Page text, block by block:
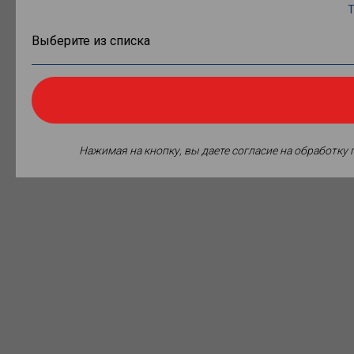
Нажимая на кнопку, вы даете согласие на